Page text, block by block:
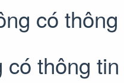
có
có thông tin